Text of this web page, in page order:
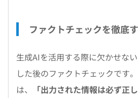
ファクトチェックを徹底
生成AIを活用する際に欠かせな
した後のファクトチェックです
は、
「出力された情報は必ず正